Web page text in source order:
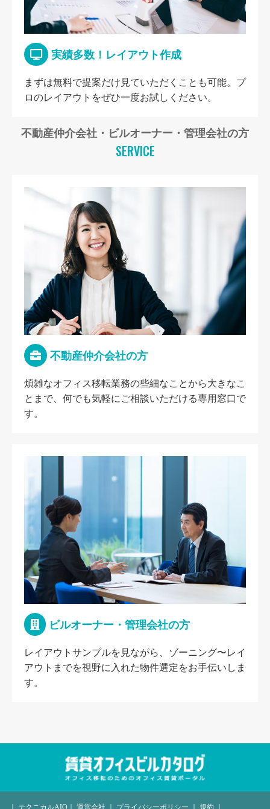
実績多数！レイアウト作成
まずは無料で提案だけ見ていただくことも可能。プ
ロのレイアウトをぜひ一度お試しください。
不動産仲介会社・ビルオーナー・管理会社の方
SERVICE
不動産仲介会社の方
煩雑なオフィス移転業務の些細なことから大きなこ
とまで、何でも気軽にご相談いただける専用窓口で
す。
ビルオーナー・管理会社の方
レイアウトサンプルを見ながら、ゾーニング〜レイ
アウトまでを視野に入れた物件選定をお手伝いしま
す。